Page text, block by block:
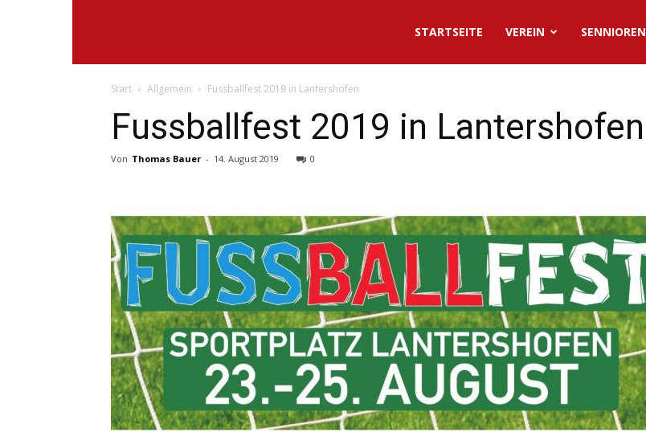
Lantershofen
STARTSEITE VEREIN SENNIOREN
Start Allgemein Fussballfest 2019 in Lantershofen
Fussballfest 2019 in Lantershofen
Von Thomas Bauer - 14. August 2019 0